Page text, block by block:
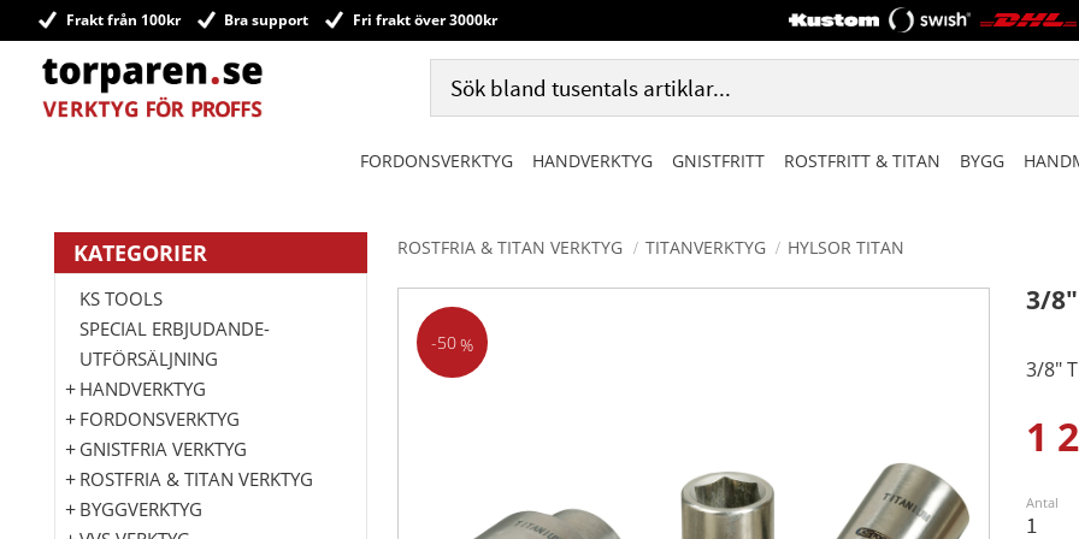
Frakt från 100kr Bra support Fri frakt över 3000kr
FORDONSVERKTYG HANDVERKTYG GNISTFRITT ROSTFRITT & TITAN BYGG
ROSTFRIA & TITAN VERKTYG TITANVERKTYG HYLSOR TITAN
3/8"
3/8"
50%
1
Antal
KATEGORIER
KS TOOLS
SPECIAL ERBJUDANDE-
UTFÖRSÄLJNING
HANDVERKTYG
FORDONSVERKTYG
GNISTFRIA VERKTYG
ROSTFRIA & TITAN VERKTYG
BYGGVERKTYG